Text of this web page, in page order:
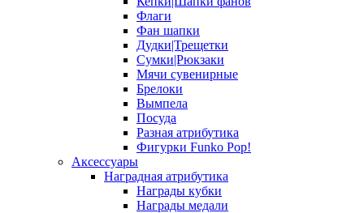
Флаги
Фан шапки
Дудки|Трещетки
Сумки|Рюкзаки
Мячи сувенирные
Брелоки
Вымпела
Посуда
Разная атрибутика
Фигурки Funko Pop!
Аксессуары
Наградная атрибутика
Награды кубки
Награды медали